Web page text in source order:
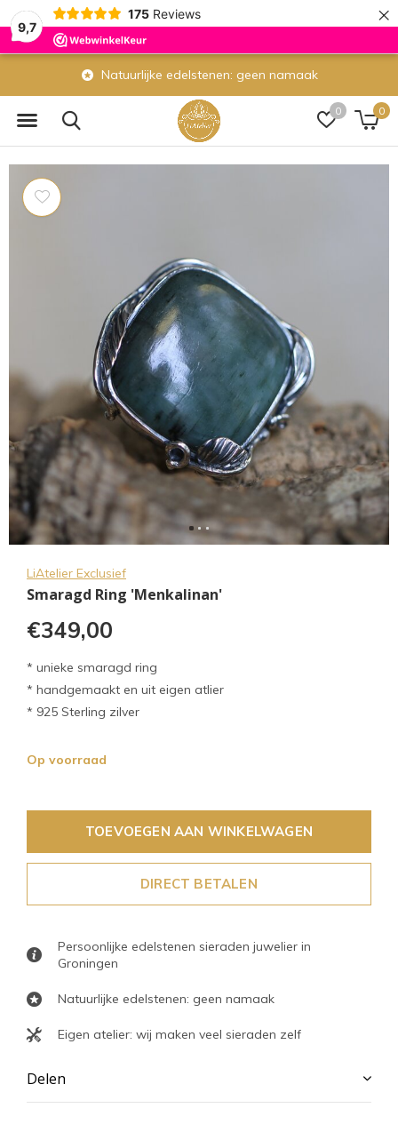
9,7
175 Reviews ×
0 0
Natuurlijke edelstenen: geen namaak
LiAtelier Exclusief
Smaragd Ring 'Menkalinan'
€349,00
* unieke smaragd ring
* handgemaakt en uit eigen atlier
* 925 Sterling zilver
Op voorraad
TOEVOEGEN AAN WINKELWAGEN
DIRECT BETALEN
Persoonlijke edelstenen sieraden juwelier in
Groningen
Natuurlijke edelstenen: geen namaak
Eigen atelier: wij maken veel sieraden zelf
Delen